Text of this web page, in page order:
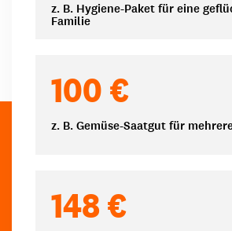
z. B. Hygiene-Paket für eine
Familie
100 €
z. B. Gemüse-Saatgut für
148 €